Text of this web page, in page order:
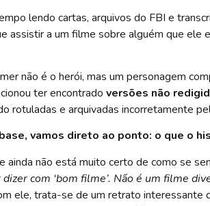
lendo cartas, arquivos do FBI e
assistir a um filme sobre alguém que
não é o herói, mas um personagem
ter encontrado versões não
rotuladas e arquivadas incorretamente
vamos direto ao ponto: o que o
ainda não está muito certo de como se
com ‘bom filme’. Não é um filme
ele, trata-se de um retrato interessante